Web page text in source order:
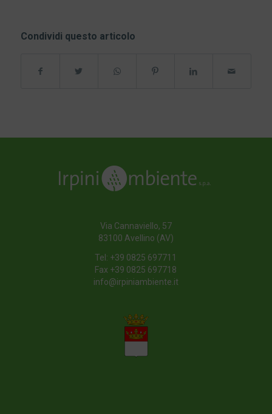
Condividi questo articolo
Via Cannaviello, 57
83100 Avellino (AV)
Tel: +39 0825 697711
Fax +39 0825 697718
info@irpiniambiente.it